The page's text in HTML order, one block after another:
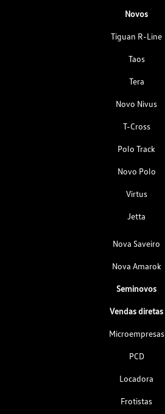
Novos
Tiguan R-Line
Taos
Tera
Novo Nivus
T-Cross
Polo Track
Novo Polo
Virtus
Jetta
Nova Saveiro
Nova Amarok
Seminovos
Vendas diretas
Microempresas
PCD
Locadora
Frotistas